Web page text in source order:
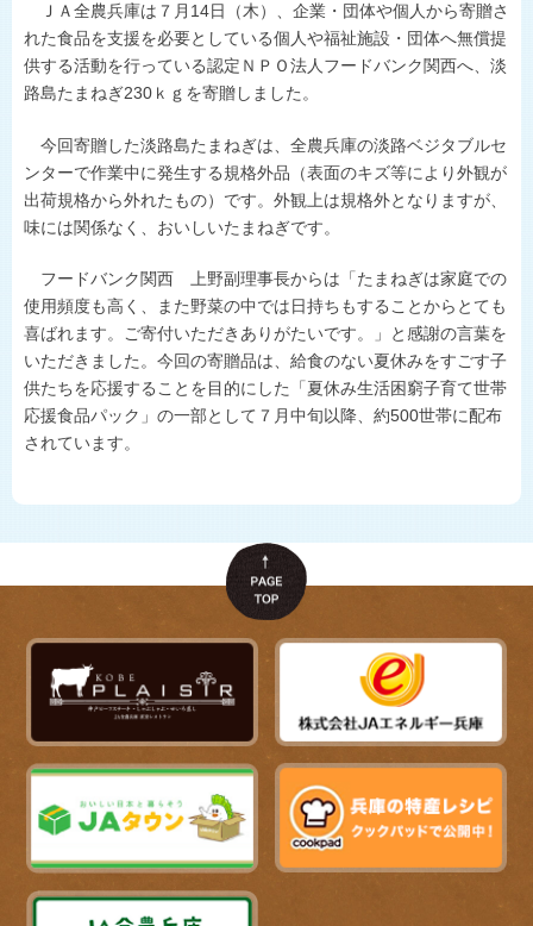
世界の舌を魅了
地理的表示の登録
食卓に上がるまで
ＪＡ全農兵庫は７月 14日（木）、企業・団体や個人から寄贈さ
れた食品を支援を必要としている個人や福祉施設・団体へ無償提
供する活動を行っている認定ＮＰＯ法人フードバンク関西へ、淡
路島たまねぎ230ｋｇを寄贈しました。
今回寄贈した淡路島たまねぎは、全農兵庫の淡路ベジタブルセ
ンターで作業中に発生する規格外品（表面のキズ等により外観が
出荷規格から外れたもの）です。外観上は規格外となりますが、
味には関係なく、おいしいたまねぎです。
フードバンク関西 上野副理事長からは「たまねぎは家庭での
使用頻度も高く、また野菜の中では日持ちもすることからとても
喜ばれます。ご寄付いただきありがたいです。」と感謝の言葉を
いただきました。今回の寄贈品は、給食のない夏休みをすごす子
供たちを応援することを目的にした「夏休み生活困窮子育て世帯
応援食品パック」の一部として７月中旬以降、約500世帯に配布
されています。